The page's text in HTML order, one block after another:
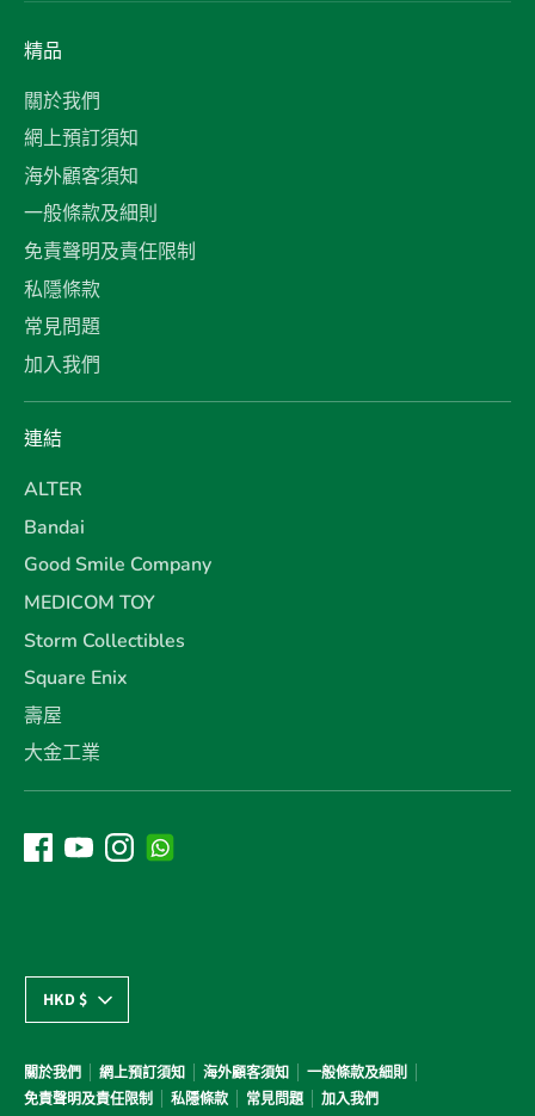
精品
關於我們
網上預訂須知
海外顧客須知
一般條款及細則
免責聲明及責任限制
私隱條款
常見問題
加入我們
連結
ALTER
Bandai
Good Smile Company
MEDICOM TOY
Storm Collectibles
Square Enix
壽屋
大金工業
關於我們 網上預訂須知 海外顧客須知
一般條款及細則
免責聲明及責任限制
私隱條款 常見問題 加入我們
貨
幣
HKD $